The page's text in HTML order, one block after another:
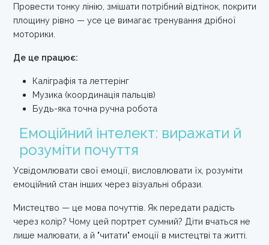
Провести тонку лінію, змішати потрібний відтінок, покрити
площину рівно — усе це вимагає тренування дрібної
моторики.
Де це працює:
Каліграфія та леттерінг
Музика (координація пальців)
Будь-яка точна ручна робота
Емоційний інтелект: виражати й
розуміти почуття
Усвідомлювати свої емоції, висловлювати їх, розуміти
емоційний стан інших через візуальні образи.
Мистецтво — це мова почуттів. Як передати радість
через колір? Чому цей портрет сумний? Діти вчаться не
лише малювати, а й "читати" емоції в мистецтві та житті.